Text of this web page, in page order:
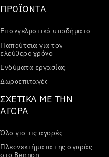
ΠΡΟΪΌΝΤΑ
Επαγγελματικά υποδήματα
Παπούτσια για τον
ελεύθερο χρόνο
Ενδύματα εργασίας
Δωροεπιταγές
ΣΧΕΤΙΚΆ ΜΕ ΤΗΝ
ΑΓΟΡΆ
Όλα για τις αγορές
Πλεονεκτήματα της αγοράς
στο Bennon